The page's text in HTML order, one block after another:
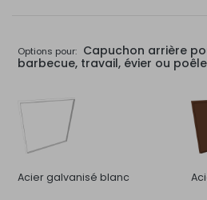
Options pour: Capuchon arrière
barbecue, travail, évier ou
Acier galvanisé blanc